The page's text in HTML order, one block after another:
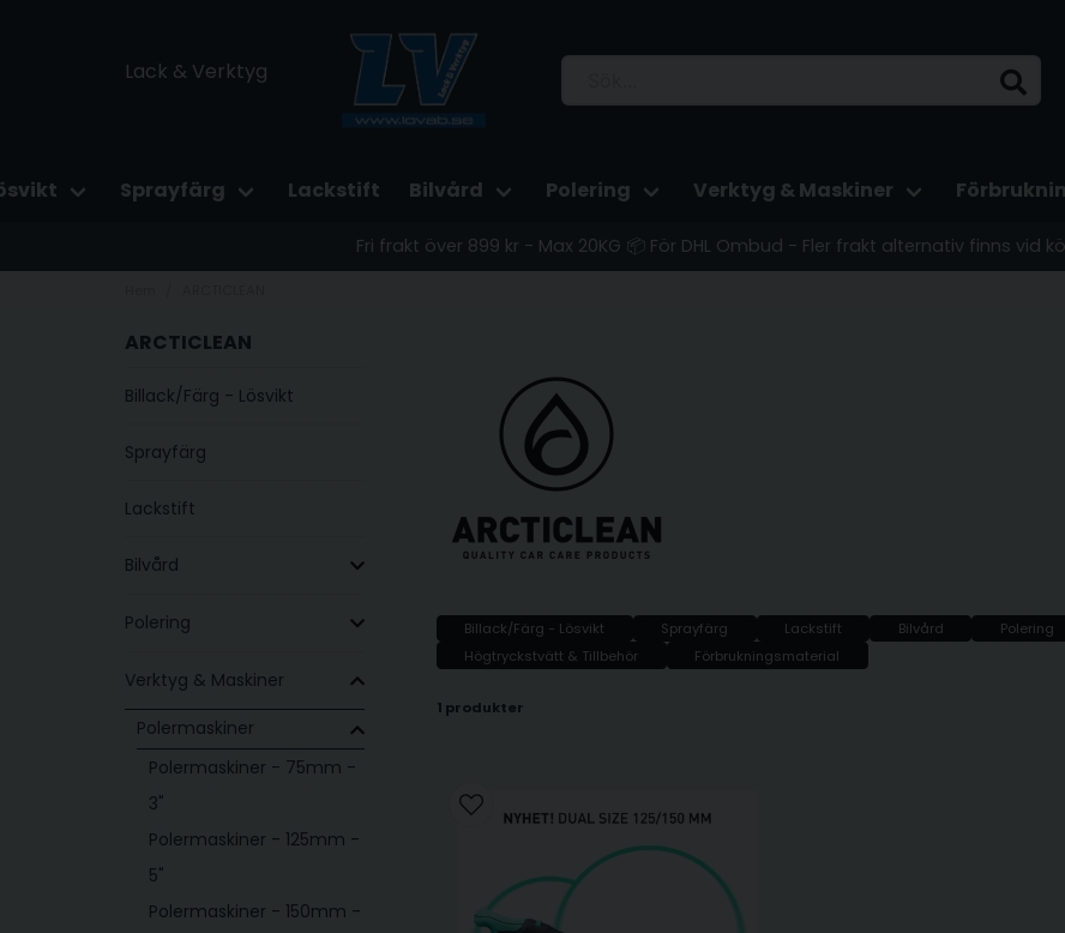
Lack & Verktyg
Sprayfärg Lackstift Bilvård Polering Verktyg & Maskiner
Fri frakt över 899 kr - Max 20KG 📦 För DHL Ombud - Fler frakt alternativ finns vid
ARCTICLEAN
Billack/Färg - Lösvikt
Sprayfärg
Lackstift
Bilvård
Polering
Verktyg & Maskiner
Polermaskiner
Polermaskiner - 75mm -
3"
Polermaskiner - 125mm -
5"
Polermaskiner - 150mm -
Billack/Färg - Lösvikt Sprayfärg Lackstift Bilvård Polering
Högtryckstvätt & Tillbehör
Förbrukningsmaterial
1 produkter